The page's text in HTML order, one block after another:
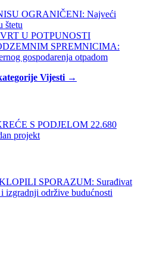
OGRANIČENI: Najveći
štetu
U POTPUNOSTI
SPREMNICIMA:
gospodarenja otpadom
Vijesti →
S PODJELOM 22.680
projekt
SPORAZUM: Surađivat
izgradnji održive budućnosti